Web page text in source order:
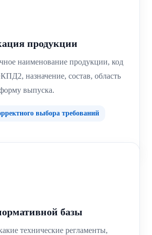
продукции
наименование продукции, код
назначение, состав, область
выпуска.
выбора требований
базы
технические регламенты,